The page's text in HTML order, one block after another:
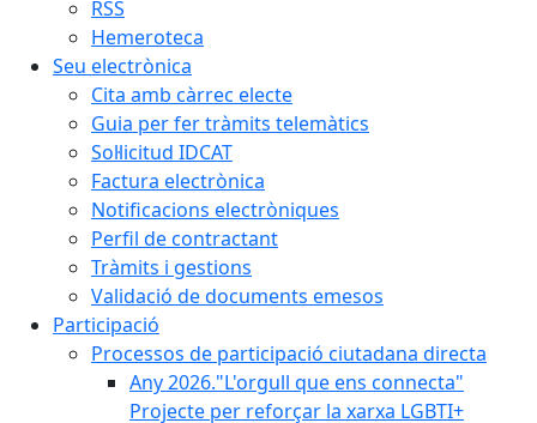
RSS
Hemeroteca
Seu electrònica
Cita amb càrrec electe
Guia per fer tràmits telemàtics
Sol·licitud IDCAT
Factura electrònica
Notificacions electròniques
Perfil de contractant
Tràmits i gestions
Validació de documents emesos
Participació
Processos de participació ciutadana directa
Any 2026."L'orgull que ens connecta"
Projecte per reforçar la xarxa LGBTI+